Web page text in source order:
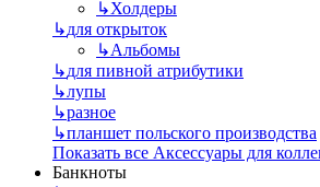
↳Холдеры
↳для открыток
↳Альбомы
↳для пивной атрибутики
↳лупы
↳разное
↳планшет польского производства
Показать все Аксессуары для
Банкноты